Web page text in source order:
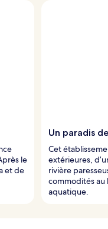
le
et de
Un paradis
Cet
extérieures,
rivière
commodités au
aquatique.